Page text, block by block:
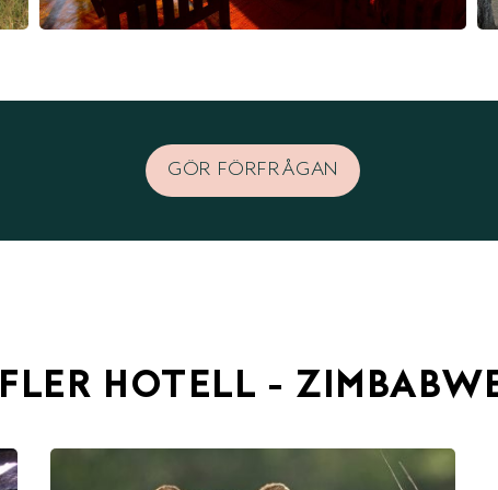
GÖR FÖRFRÅGAN
FLER HOTELL -